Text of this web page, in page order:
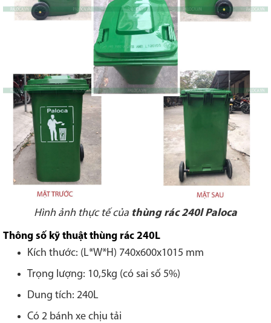
Hình ảnh thực tế của thùng rác 240l Paloca
Thông số kỹ thuật thùng rác 240L
Kích thước: (L*W*H) 740x600x1015 mm
Trọng lượng: 10,5kg (có sai số 5%)
Dung tích: 240L
Có 2 bánh xe chịu tải